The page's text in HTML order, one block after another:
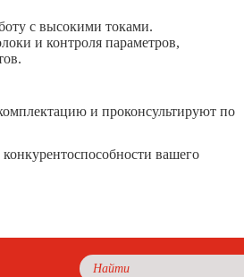
с высокими токами.
и контроля параметров,
и проконсультируют по
вашего